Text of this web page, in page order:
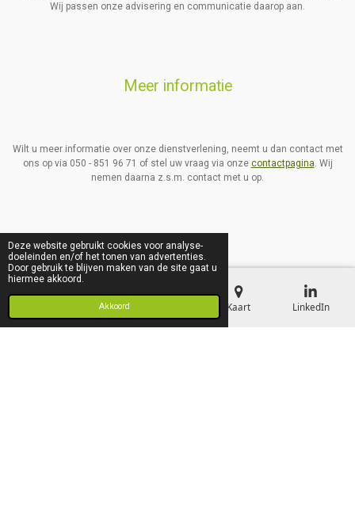
Deze website gebruikt cookies voor analyse-
doeleinden en/of het tonen van advertenties.
Door gebruik te blijven maken van de site gaat u
hiermee akkoord.
Akkoord
Wij passen onze advisering en communicatie daarop aan.
Meer informatie
Wilt u meer informatie over onze dienstverlening, neemt u dan contact met
ons op via 050 - 851 96 71 of stel uw vraag via onze contactpagina. Wij
nemen daarna z.s.m. contact met u op.
Share
Qbik Gebouwadvies
Duinkerkenstraat 37
Telefoonnummer Kaart LinkedIn